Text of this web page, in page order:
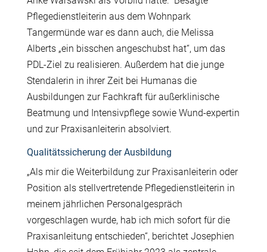
Pflegedienstleiterin aus dem Wohnpark
Tangermünde war es dann auch, die Melissa
Alberts „ein bisschen angeschubst hat“, um das
PDL-Ziel zu realisieren. Außerdem hat die junge
Stendalerin in ihrer Zeit bei Humanas die
Ausbildungen zur Fachkraft für außerklinische
Beatmung und Intensivpflege sowie Wund-expertin
und zur Praxisanleiterin absolviert.
Qualitätssicherung der Ausbildung
„Als mir die Weiterbildung zur Praxisanleiterin oder
Position als stellvertretende Pflegedienstleiterin in
meinem jährlichen Personalgespräch
vorgeschlagen wurde, hab ich mich sofort für die
Praxisanleitung entschieden“, berichtet Josephien